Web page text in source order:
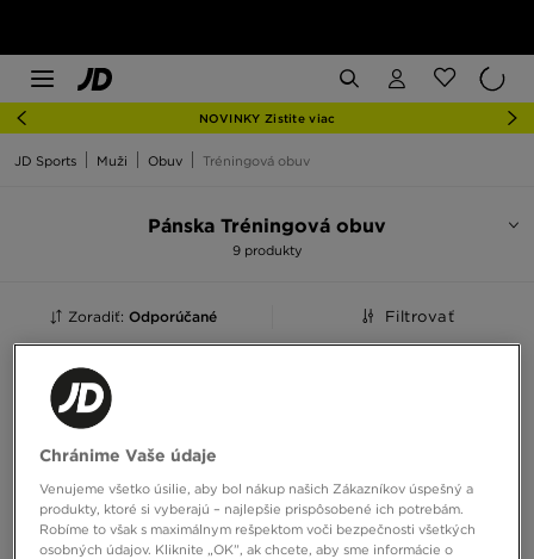
NOVINKY Zistite viac
JD Sports Muži Obuv Tréningová obuv
Pánska Tréningová obuv
9 produkty
Zoradiť: Odporúčané Filtrovať
Chránime Vaše údaje
Venujeme všetko úsilie, aby bol nákup našich Zákazníkov úspešný a
produkty, ktoré si vyberajú – najlepšie prispôsobené ich potrebám.
Robíme to však s maximálnym rešpektom voči bezpečnosti všetkých
osobných údajov. Kliknite „OK”, ak chcete, aby sme informácie o